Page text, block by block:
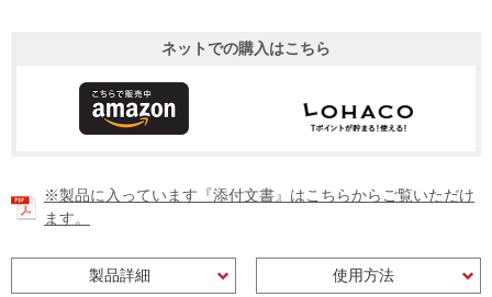
ネットでの購入はこちら
※製品に入っています『添付文書』はこちらからご覧いただけ
ます。
製品詳細 使用方法